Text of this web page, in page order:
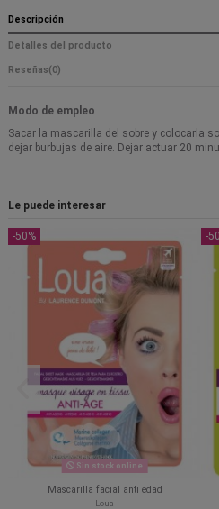
Descripción
Detalles del producto
Reseñas(0)
Modo de empleo
Sacar la mascarilla del sobre y colocarla
dejar burbujas de aire. Dejar actuar 20
Le puede interesar
-50%
Sin stock online
Mascarilla facial anti edad
Loua
-